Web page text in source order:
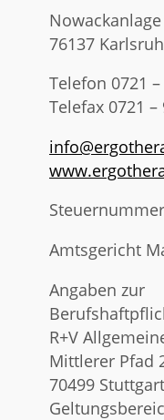
76137
Telefon 0721
Telefax 0721 –
Amtsgericht
Angaben zur
R+V
Mittlerer Pfad
70499 Stuttgart